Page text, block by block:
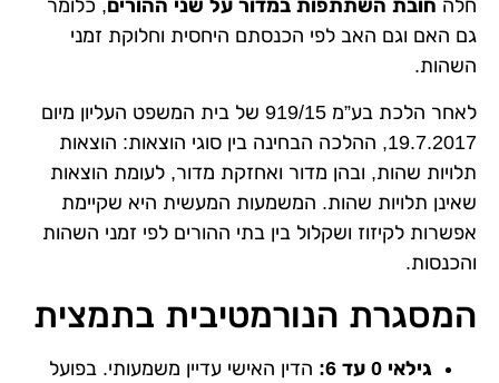
חלה חובת השתתפות במדור על שני ההורים, כלומר
גם האם וגם האב לפי הכנסתם היחסית וחלוקת זמני
השהות.
לאחר הלכת בע”מ 919/15 של בית המשפט העליון מיום
19.7.2017, ההלכה הבחינה בין סוגי הוצאות: הוצאות
תלויות שהות, ובהן מדור ואחזקת מדור, לעומת הוצאות
שאינן תלויות שהות. המשמעות המעשית היא שקיימת
אפשרות לקיזוז ושקלול בין בתי ההורים לפי זמני השהות
והכנסות.
המסגרת הנורמטיבית בתמצית
גילאי 0 עד 6:
הדין האישי עדיין משמעותי. בפועל